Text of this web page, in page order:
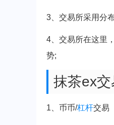
3、交易所采用分
4、交易所在这里
势;
抹茶ex
1、币币/杠杆交易